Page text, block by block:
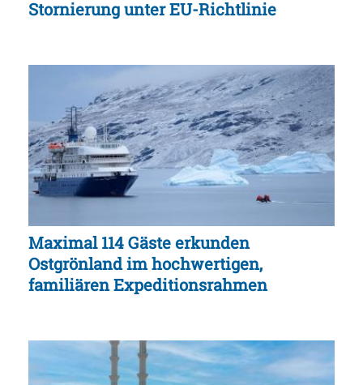
Stornierung unter EU-Richtlinie
Maximal 114 Gäste erkunden
Ostgrönland im hochwertigen,
familiären Expeditionsrahmen